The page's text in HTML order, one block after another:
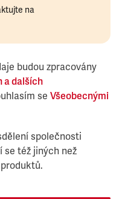
na
budou zpracovány
a dalších
se Všeobecnými
společnosti
se též jiných než